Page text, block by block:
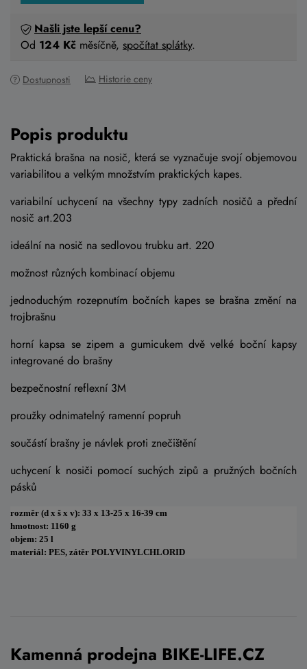
Našli jste lepší cenu?
Od 124 Kč měsíčně, spočítat splátky.
Dostupnosti Historie ceny
Popis produktu
Praktická brašna na nosič, která se vyznačuje svojí objemovou
variabilitou a velkým množstvím praktických kapes.
variabilní uchycení na všechny typy zadních nosičů a přední
nosič art.203
ideální na nosič na sedlovou trubku art. 220
možnost různých kombinací objemu
jednoduchým rozepnutím bočních kapes se brašna změní na
trojbrašnu
horní kapsa se zipem a gumicukem dvě velké boční kapsy
integrované do brašny
bezpečnostní reflexní 3M
proužky odnimatelný ramenní popruh
součástí brašny je návlek proti znečištění
uchycení k nosiči pomocí suchých zipů a pružných bočních
pásků
rozměr (d x š x v): 33 x 13-25 x 16-39 cm
hmotnost: 1160 g
objem: 25 l
materiál: PES, zátěr POLYVINYLCHLORID
Kamenná prodejna BIKE-LIFE.CZ